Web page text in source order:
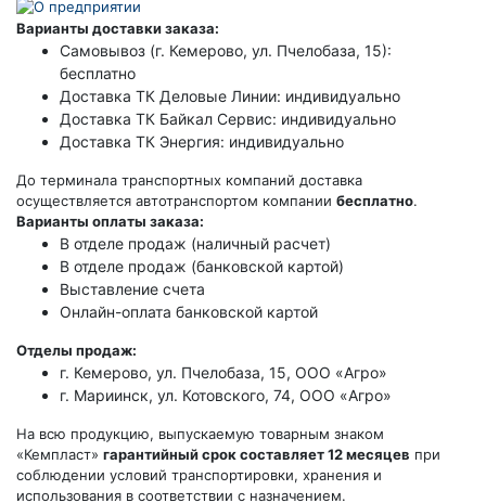
Варианты доставки заказа:
Самовывоз (г. Кемерово, ул. Пчелобаза, 15):
бесплатно
Доставка ТК Деловые Линии: индивидуально
Доставка ТК Байкал Сервис: индивидуально
Доставка ТК Энергия: индивидуально
До терминала транспортных компаний доставка
осуществляется автотранспортом компании бесплатно.
Варианты оплаты заказа:
В отделе продаж (наличный расчет)
В отделе продаж (банковской картой)
Выставление счета
Онлайн-оплата банковской картой
Отделы продаж:
г. Кемерово, ул. Пчелобаза, 15, ООО «Агро»
г. Мариинск, ул. Котовского, 74, ООО «Агро»
На всю продукцию, выпускаемую товарным знаком
«Кемпласт» гарантийный срок составляет 12 месяцев при
соблюдении условий транспортировки, хранения и
использования в соответствии с назначением.